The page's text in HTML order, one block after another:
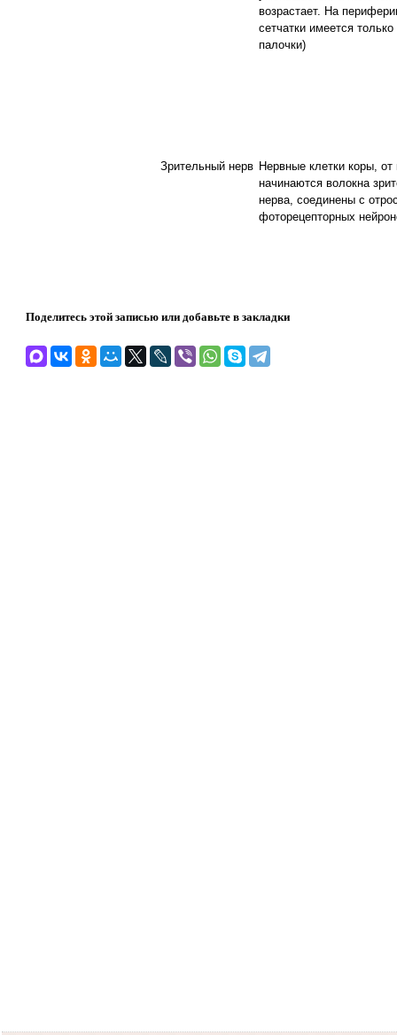
возрастает. На
сетчатки имеется только
палочки)
Зрительный нерв Нервные клетки коры, от
начинаются волокна
нерва, соединены с
фоторецепторных
Поделитесь этой записью или добавьте в закладки